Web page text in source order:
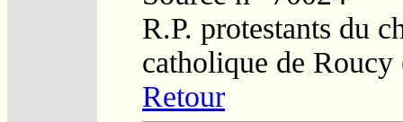
R.P. protestants du
catholique de Roucy
Retour